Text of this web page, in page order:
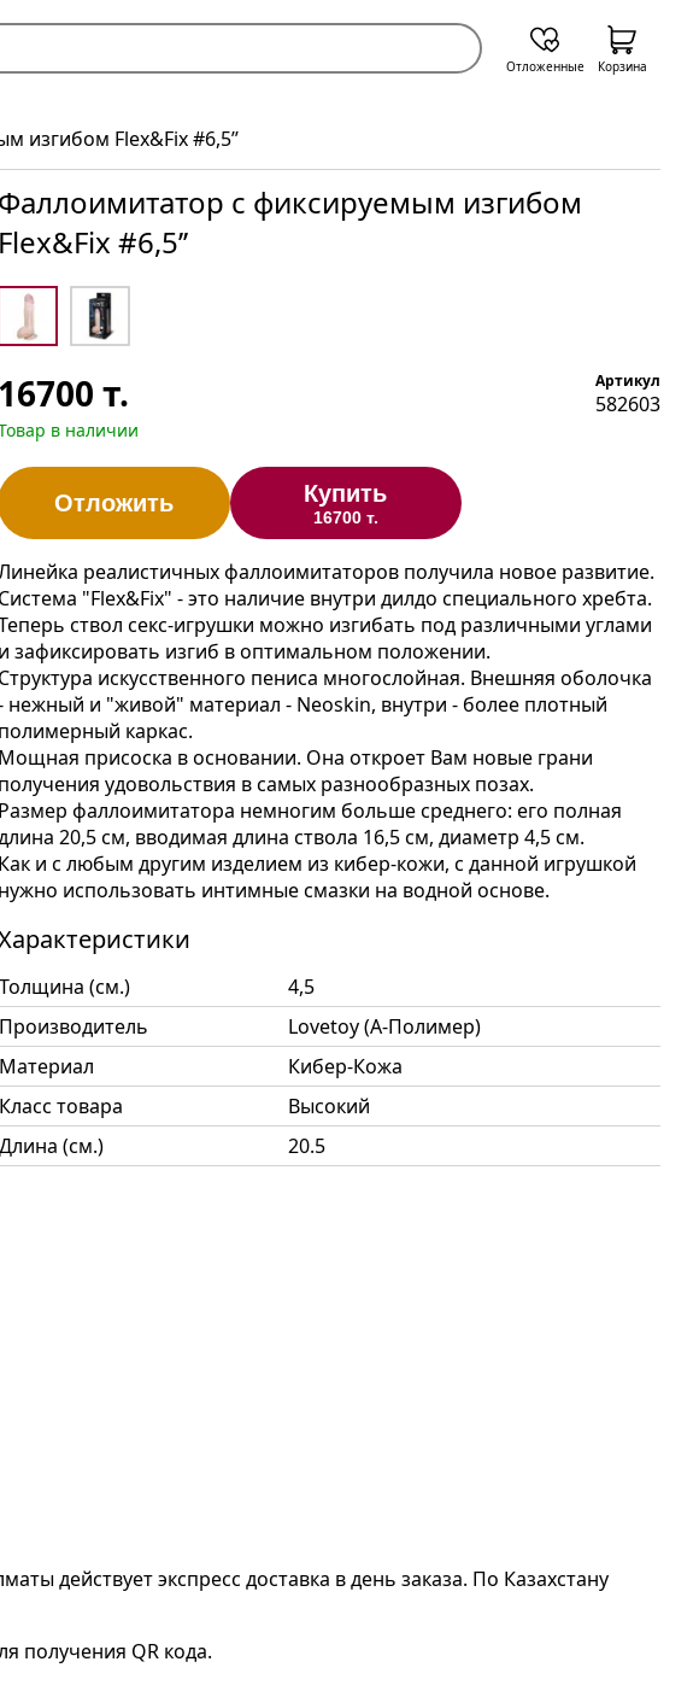
изгибом Flex&Fix #6,5’’
Фаллоимитатор с фиксируемым изгибом
Flex&Fix #6,5’’
16700 т.
в наличии
Артикул
582603
Отложить Купить
16700 т.
реалистичных фаллоимитаторов получила новое развитие.
Система "Flex&Fix" - это наличие внутри дилдо специального хребта.
ствол секс-игрушки можно изгибать под различными углами
и зафиксировать изгиб в оптимальном положении.
Структура искусственного пениса многослойная. Внешняя оболочка
нежный и "живой" материал - Neoskin, внутри - более плотный
полимерный каркас.
Мощная присоска в основании. Она откроет Вам новые грани
получения удовольствия в самых разнообразных позах.
Размер фаллоимитатора немногим больше среднего: его полная
20,5 см, вводимая длина ствола 16,5 см, диаметр 4,5 см.
Как и с любым другим изделием из кибер-кожи, с данной игрушкой
нужно использовать интимные смазки на водной основе.
Толщина (см.)
4,5
Производитель
Lovetoy (А-Полимер)
Материал
Кибер-Кожа
Класс товара
Высокий
Длина (см.)
20.5
действует экспресс доставка в день заказа. По Казахстану
получения QR кода.
Отложенные Корзина